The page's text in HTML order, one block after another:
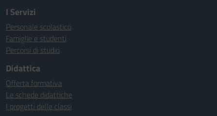
I Servizi
Personale scolastico
Famiglie e studenti
Percorsi di studio
Didattica
Offerta formativa
Le schede didattiche
I progetti delle classi